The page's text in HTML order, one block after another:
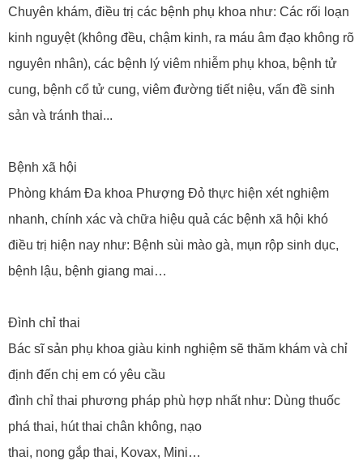
Chuyên khám, điều trị các bệnh phụ khoa như: Các rối loạn
kinh nguyệt (không đều, chậm kinh, ra máu âm đạo không rõ
nguyên nhân), các bệnh lý viêm nhiễm phụ khoa, bệnh tử
cung, bệnh cổ tử cung, viêm đường tiết niệu, vấn đề sinh
sản và tránh thai...
Bệnh xã hội
Phòng khám Đa khoa Phượng Đỏ thực hiện xét nghiệm
nhanh, chính xác và chữa hiệu quả các bệnh xã hội khó
điều trị hiện nay như: Bệnh sùi mào gà, mụn rộp sinh dục,
bệnh lậu, bệnh giang mai…
Đình chỉ thai
Bác sĩ sản phụ khoa giàu kinh nghiệm sẽ thăm khám và chỉ
định đến chị em có yêu cầu
đình chỉ thai phương pháp phù hợp nhất như: Dùng thuốc
phá thai, hút thai chân không, nạo
thai, nong gắp thai, Kovax, Mini…